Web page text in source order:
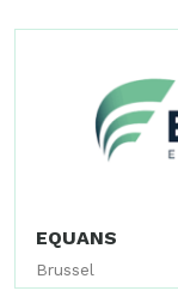
EQUANS
Brussel